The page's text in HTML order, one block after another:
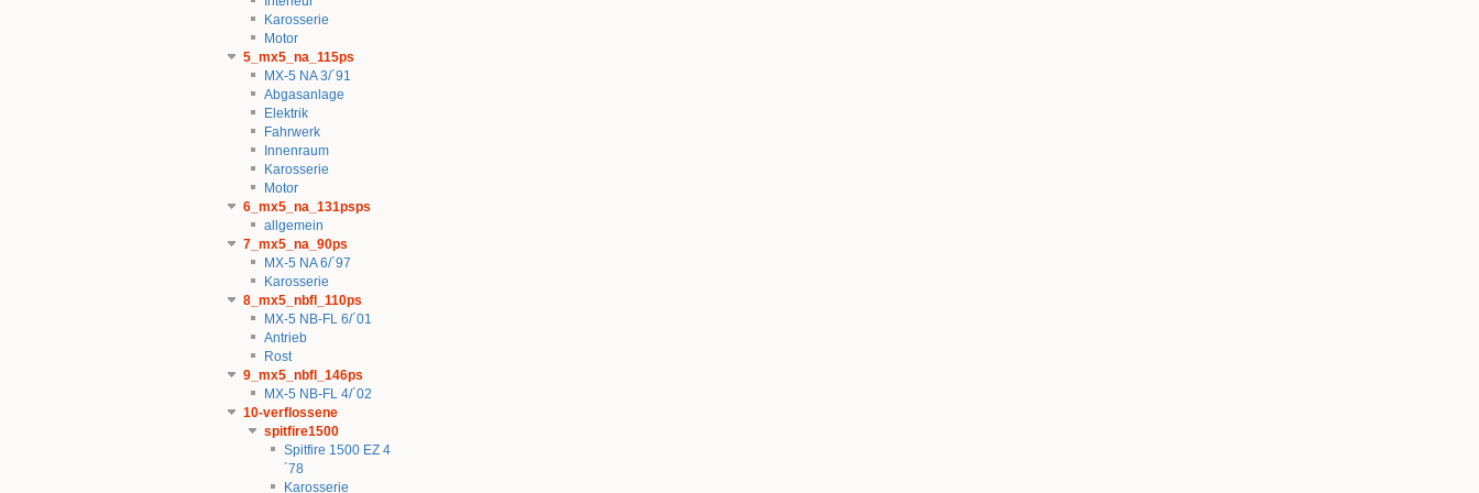
Karosserie
Motor
5_mx5_na_115ps
MX-5 NA 3/´91
Abgasanlage
Elektrik
Fahrwerk
Innenraum
Karosserie
Motor
6_mx5_na_131psps
allgemein
7_mx5_na_90ps
MX-5 NA 6/´97
Karosserie
8_mx5_nbfl_110ps
MX-5 NB-FL 6/´01
Antrieb
Rost
9_mx5_nbfl_146ps
MX-5 NB-FL 4/´02
10-verflossene
spitfire1500
Spitfire 1500 EZ 4
´78
Karosserie